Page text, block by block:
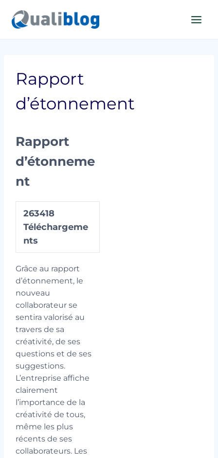
contenu
Rapport
d’étonnement
Rapport
d’étonneme
nt
263418
Téléchargeme
nts
Grâce au rapport
d’étonnement, le
nouveau
collaborateur se
sentira valorisé au
travers de sa
créativité, de ses
questions et de ses
suggestions.
L’entreprise affiche
clairement
l’importance de la
créativité de tous,
même les plus
récents de ses
collaborateurs. Les